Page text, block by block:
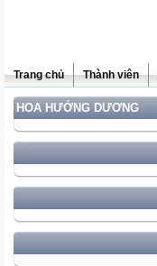
Trang chủ Thành viên
HOA HƯỚNG DƯƠNG